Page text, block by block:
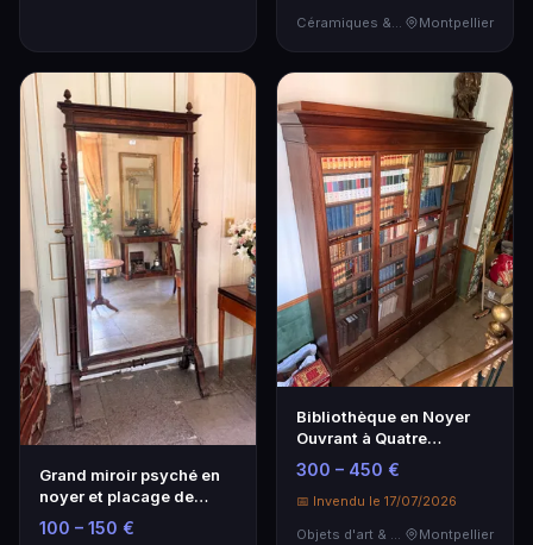
Céramiques & Porcelaine
Montpellier
Grand miroir psyché en
noyer et placage de
noyer
100 – 150 €
Bibliothèque en Noyer
Ouvrant à Quatre
Vantaux et Deux Tiroirs
300 – 450 €
📅 Invendu le 17/07/2026
Objets d'art & Curiosités
Montpellier